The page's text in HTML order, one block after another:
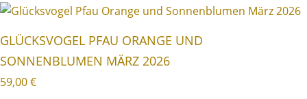
GLÜCKSVOGEL PFAU ORANGE UND
SONNENBLUMEN MÄRZ 2026
59,00€